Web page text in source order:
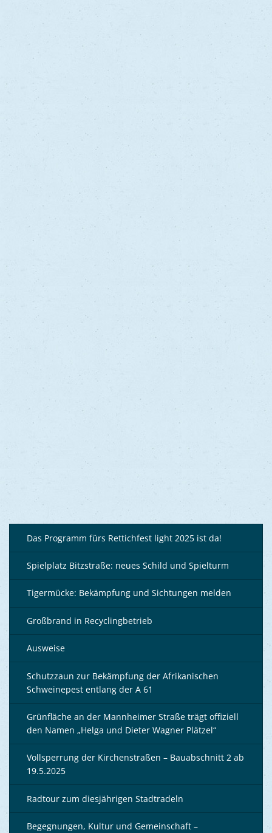
Das Programm fürs Rettichfest light 2025 ist da!
Spielplatz Bitzstraße: neues Schild und Spielturm
Tigermücke: Bekämpfung und Sichtungen melden
Großbrand in Recyclingbetrieb
Ausweise
Schutzzaun zur Bekämpfung der Afrikanischen
Schweinepest entlang der A 61
Grünfläche an der Mannheimer Straße trägt offiziell
den Namen „Helga und Dieter Wagner Plätzel“
Vollsperrung der Kirchenstraßen – Bauabschnitt 2 ab
19.5.2025
Radtour zum diesjährigen Stadtradeln
Begegnungen, Kultur und Gemeinschaft –